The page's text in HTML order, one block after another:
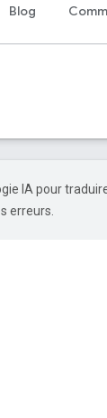
Blog
IA pour
erreurs.